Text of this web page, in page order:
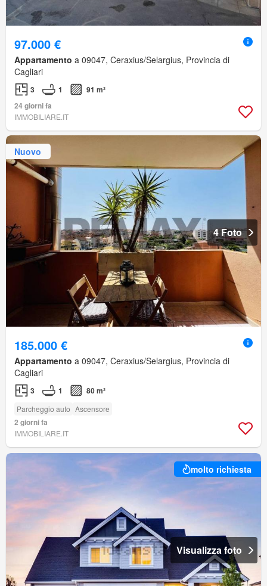
97.000 €
Appartamento a 09047, Ceraxius/Selargius, Provincia di
Cagliari
3 1
91 m²
24 giorni fa
IMMOBILIARE.IT
Nuovo
4 Foto
185.000 €
Appartamento a 09047, Ceraxius/Selargius, Provincia di
Cagliari
3 1 80 m²
Parcheggio auto Ascensore
2 giorni fa
IMMOBILIARE.IT
molto richiesta
Visualizza foto